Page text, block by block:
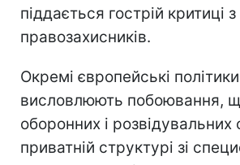
піддається гострій критиці
правозахисників.
Окремі європейські
висловлюють побоювання,
оборонних і розвідувальних
приватній структурі зі